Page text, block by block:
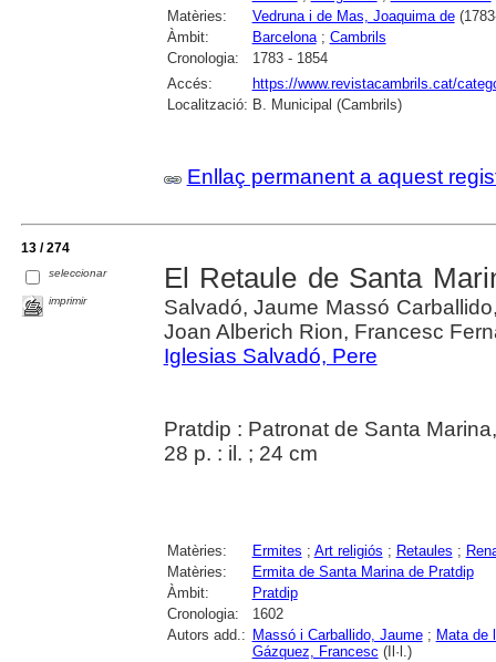
Matèries:
Vedruna i de Mas, Joaquima de
Àmbit:
Barcelona; Cambrils
Cronologia:
1783 - 1854
Accés:
https://www.revistacambrils.cat/
Localització: B. Municipal (Cambrils)
Enllaç permanent a aquest
13 / 274
seleccionar
imprimir
El Retaule de Santa
Salvadó, Jaume Massó
Joan Alberich Rion, Francesc
Iglesias Salvadó, Pere
Pratdip : Patronat de Santa
28 p. : il. ; 24 cm
Matèries: Ermites ; Art religiós ; Retaules ;
Matèries:
Ermita de Santa Marina de Pratdip
Àmbit:
Pratdip
Cronologia:
1602
Autors add.: Massó i Carballido, Jaume; Mata de
Gázquez, Francesc (Il·l.)